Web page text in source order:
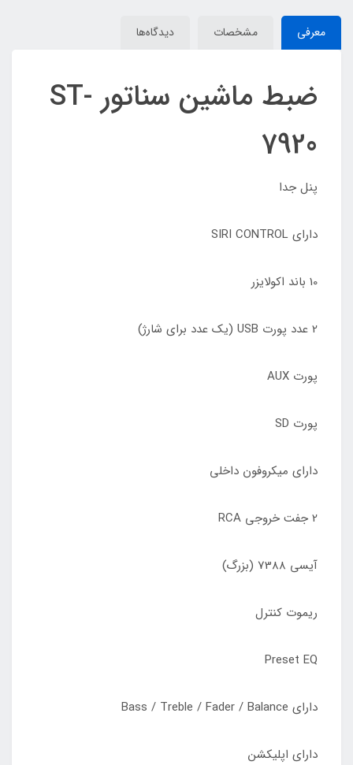
معرفی مشخصات دیدگاه‌ها
ضبط ماشین سناتور ST-
7920
پنل جدا
دارای SIRI CONTROL
10 باند اکولایزر
2 عدد پورت USB (یک عدد برای شارژ)
پورت AUX
پورت SD
دارای میکروفون داخلی
2 جفت خروجی RCA
آیسی 7388 (بزرگ)
ریموت کنترل
Preset EQ
دارای Bass / Treble / Fader / Balance
دارای اپلیکشن